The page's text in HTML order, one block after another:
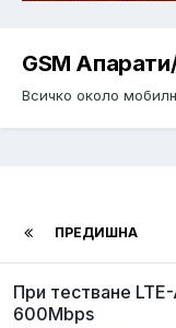
GSM
Всичко около
ПРЕДИШНА
При тестване
600Mbps